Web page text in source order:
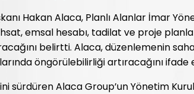
Hakan Alaca, Planlı Alanlar İmar
emsal hesabı, tadilat ve proje
belirtti. Alaca, düzenlemenin
öngörülebilirliği artıracağını ifade
sürdüren Alaca Group’un Yönetim